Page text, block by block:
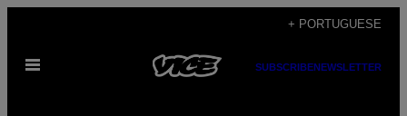
content
+ PORTUGUESE
Open
SUBSCRIBENEWSLETTER